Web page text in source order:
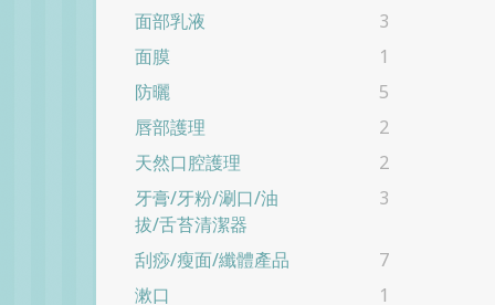
面部乳液
3
面膜
1
防曬
5
唇部護理
2
天然口腔護理
2
牙膏/牙粉/涮口/油
拔/舌苔清潔器
3
刮痧/瘦面/纖體產品
7
漱口
1